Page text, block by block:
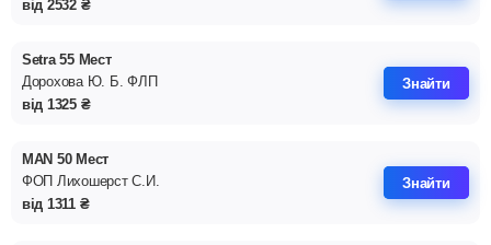
від 2532 ₴
Setra 55 Мест
Дорохова Ю. Б. ФЛП
від 1325 ₴
Знайти
MAN 50 Мест
ФОП Лихошерст С.И.
від 1311 ₴
Знайти